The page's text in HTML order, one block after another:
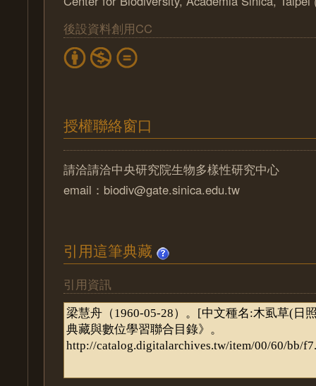
後設資料創用CC
授權聯絡窗口
請洽請洽中央研究院生物多樣性研究中心
email：biodiv@gate.sinica.edu.tw
引用這筆典藏
引用資訊